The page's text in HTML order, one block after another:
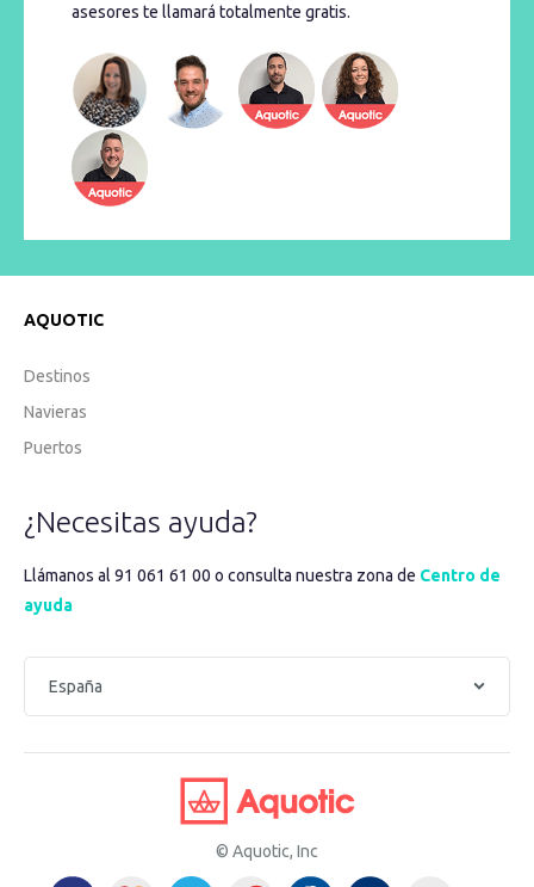
asesores te llamará totalmente gratis.
AQUOTIC
Destinos
Navieras
Puertos
¿Necesitas ayuda?
Llámanos al 91 061 61 00 o consulta nuestra zona de Centro de
ayuda
© Aquotic, Inc